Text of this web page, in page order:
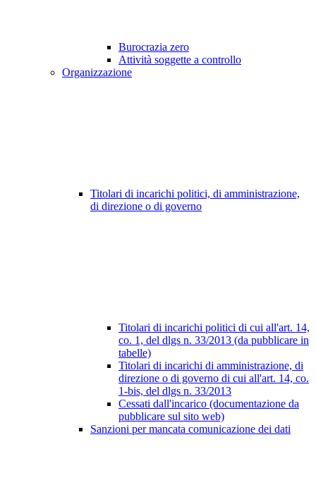
Burocrazia zero
Attività soggette a controllo
Organizzazione
Titolari di incarichi politici, di amministrazione,
di direzione o di governo
Titolari di incarichi politici di cui all'art. 14,
co. 1, del dlgs n. 33/2013 (da pubblicare in
tabelle)
Titolari di incarichi di amministrazione, di
direzione o di governo di cui all'art. 14, co.
1-bis, del dlgs n. 33/2013
Cessati dall'incarico (documentazione da
pubblicare sul sito web)
Sanzioni per mancata comunicazione dei dati